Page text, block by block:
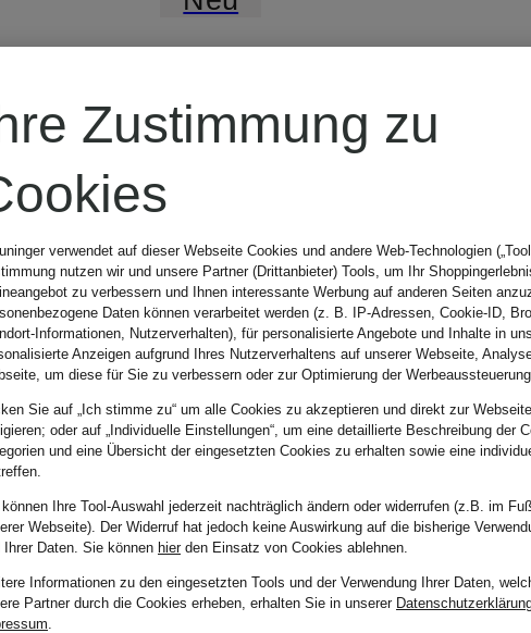
mankind
Wide Leg
Jeans LOTTA
289,99 €
Zustimmung zu
verwendet auf dieser Webseite Cookies und andere Web-Technologien
nutzen wir und unsere Partner (Drittanbieter) Tools, um Ihr
zu verbessern und Ihnen interessante Werbung auf anderen Seiten
Daten können verarbeitet werden (z. B. IP-Adressen, Cookie-ID,
Informationen, Nutzerverhalten), für personalisierte Angebote und Inhalte in
Anzeigen aufgrund Ihres Nutzerverhaltens auf unserer Webseite,
um diese für Sie zu verbessern oder zur Optimierung der
Sie auf „Ich stimme zu“ um alle Cookies zu akzeptieren und direkt zur
oder auf „Individuelle Einstellungen“, um eine detaillierte Beschreibung der
und eine Übersicht der eingesetzten Cookies zu erhalten sowie eine
Ihre Tool-Auswahl jederzeit nachträglich ändern oder widerrufen (z.B. im
Webseite). Der Widerruf hat jedoch keine Auswirkung auf die bisherige
Ihrer Daten. Sie können hierden Einsatz von Cookies ablehnen.
Informationen zu den eingesetzten Tools und der Verwendung Ihrer Daten,
Partner durch die Cookies erheben, erhalten Sie in unserer
.